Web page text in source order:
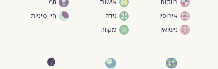
רווקות
אירוסין
נישואין
אישות
נידה
מקווה
גוף
חיי מיניות